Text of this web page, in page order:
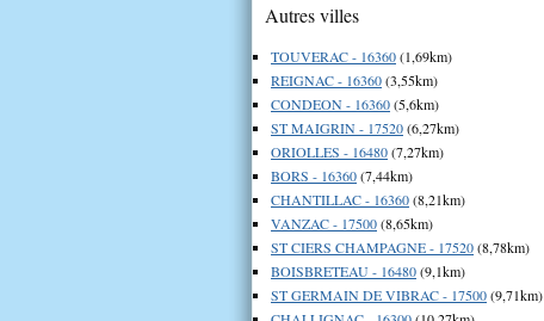
Autres villes
TOUVERAC - 16360(1,69km)
REIGNAC - 16360(3,55km)
CONDEON - 16360(5,6km)
ST MAIGRIN - 17520(6,27km)
ORIOLLES - 16480(7,27km)
BORS - 16360(7,44km)
CHANTILLAC - 16360(8,21km)
VANZAC - 17500(8,65km)
ST CIERS CHAMPAGNE - 17520(8,78km)
BOISBRETEAU - 16480(9,1km)
ST GERMAIN DE VIBRAC - 17500(9,71km)